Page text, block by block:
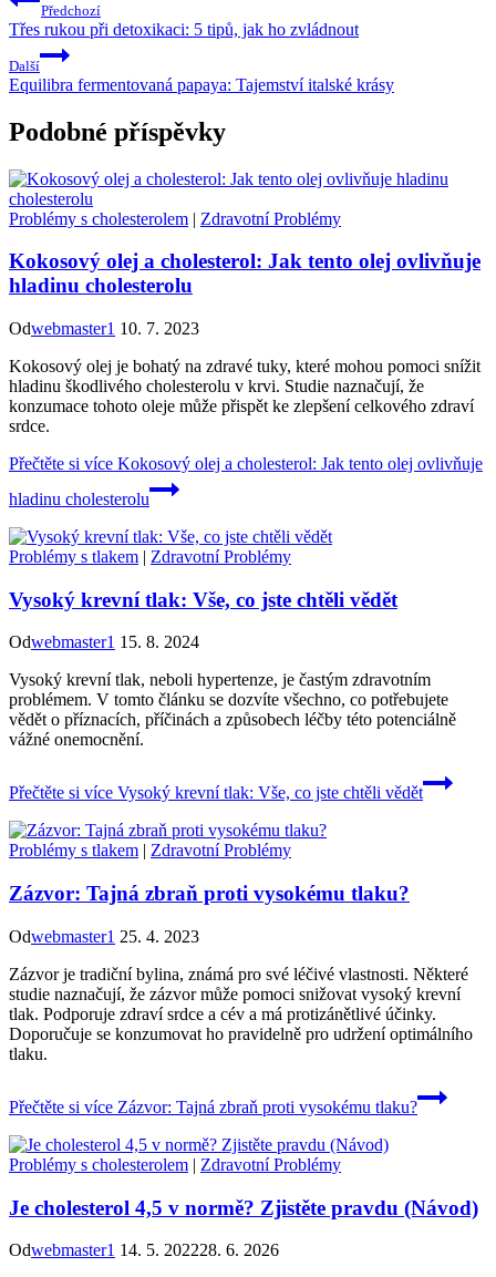
Předchozí
Třes rukou při detoxikaci: 5 tipů, jak ho zvládnout
Další
Equilibra fermentovaná papaya: Tajemství italské krásy
Podobné příspěvky
Problémy s cholesterolem | Zdravotní Problémy
Kokosový olej a cholesterol: Jak tento olej ovlivňuje
hladinu cholesterolu
Odwebmaster1 10. 7. 2023
Kokosový olej je bohatý na zdravé tuky, které mohou pomoci snížit
hladinu škodlivého cholesterolu v krvi. Studie naznačují, že
konzumace tohoto oleje může přispět ke zlepšení celkového zdraví
srdce.
Přečtěte si více Kokosový olej a cholesterol: Jak tento olej ovlivňuje
hladinu cholesterolu
Problémy s tlakem | Zdravotní Problémy
Vysoký krevní tlak: Vše, co jste chtěli vědět
Odwebmaster1 15. 8. 2024
Vysoký krevní tlak, neboli hypertenze, je častým zdravotním
problémem. V tomto článku se dozvíte všechno, co potřebujete
vědět o příznacích, příčinách a způsobech léčby této potenciálně
vážné onemocnění.
Přečtěte si více Vysoký krevní tlak: Vše, co jste chtěli vědět
Problémy s tlakem Zdravotní Problémy
Zázvor: Tajná zbraň proti vysokému tlaku?
Odwebmaster1 25. 4. 2023
Zázvor je tradiční bylina, známá pro své léčivé vlastnosti. Některé
studie naznačují, že zázvor může pomoci snižovat vysoký krevní
tlak. Podporuje zdraví srdce a cév a má protizánětlivé účinky.
Doporučuje se konzumovat ho pravidelně pro udržení optimálního
tlaku.
Přečtěte si více Zázvor: Tajná zbraň proti vysokému tlaku?
Problémy s cholesterolem | Zdravotní Problémy
Je cholesterol 4,5 v normě? Zjistěte pravdu (Návod)
Odwebmaster1 14. 5. 202228. 6. 2026